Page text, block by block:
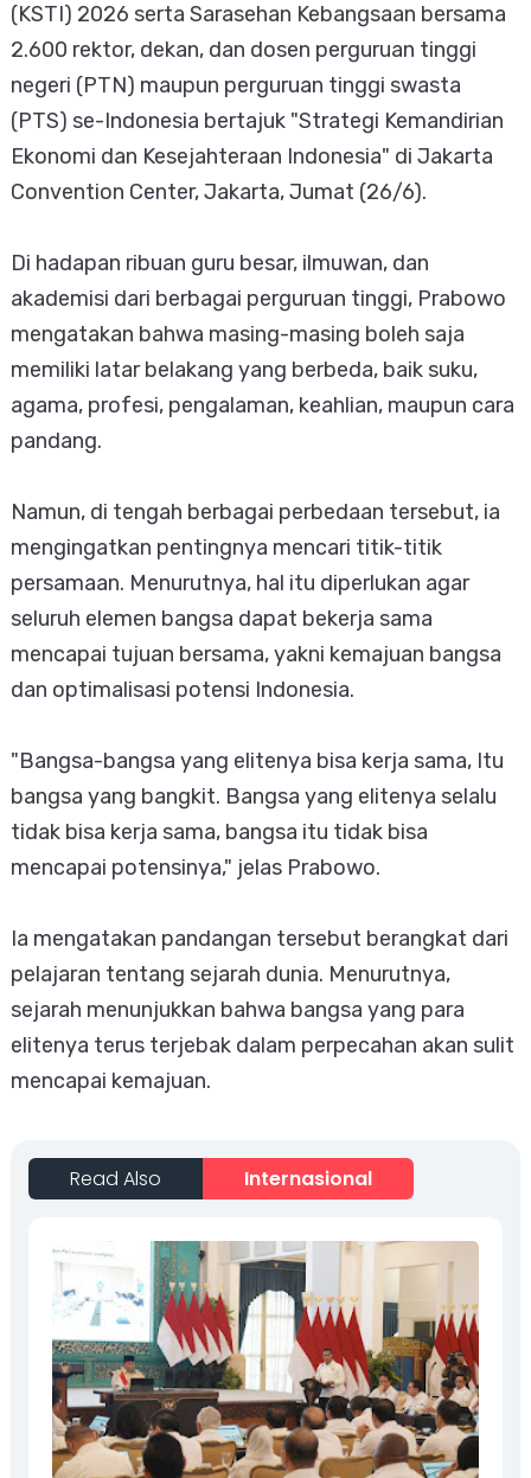
(KSTI) 2026 serta Sarasehan Kebangsaan bersama
2.600 rektor, dekan, dan dosen perguruan tinggi
negeri (PTN) maupun perguruan tinggi swasta
(PTS) se-Indonesia bertajuk "Strategi Kemandirian
Ekonomi dan Kesejahteraan Indonesia" di Jakarta
Convention Center, Jakarta, Jumat (26/6).
Di hadapan ribuan guru besar, ilmuwan, dan
akademisi dari berbagai perguruan tinggi, Prabowo
mengatakan bahwa masing-masing boleh saja
memiliki latar belakang yang berbeda, baik suku,
agama, profesi, pengalaman, keahlian, maupun cara
pandang.
Namun, di tengah berbagai perbedaan tersebut, ia
mengingatkan pentingnya mencari titik-titik
persamaan. Menurutnya, hal itu diperlukan agar
seluruh elemen bangsa dapat bekerja sama
mencapai tujuan bersama, yakni kemajuan bangsa
dan optimalisasi potensi Indonesia.
"Bangsa-bangsa yang elitenya bisa kerja sama, Itu
bangsa yang bangkit. Bangsa yang elitenya selalu
tidak bisa kerja sama, bangsa itu tidak bisa
mencapai potensinya," jelas Prabowo.
Ia mengatakan pandangan tersebut berangkat dari
pelajaran tentang sejarah dunia. Menurutnya,
sejarah menunjukkan bahwa bangsa yang para
elitenya terus terjebak dalam perpecahan akan sulit
mencapai kemajuan.
Read Also Internasional